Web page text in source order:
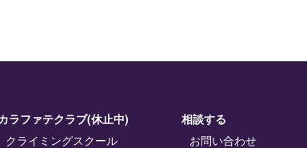
ラファテクラブ(休止中)
クライミングスクール
相談する
お問い合わせ